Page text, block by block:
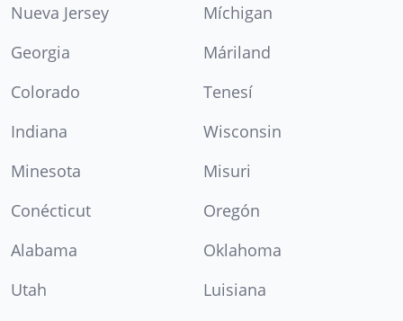
Nueva Jersey
Míchigan
Georgia
Máriland
Colorado
Tenesí
Indiana
Wisconsin
Minesota
Misuri
Conécticut
Oregón
Alabama
Oklahoma
Utah
Luisiana